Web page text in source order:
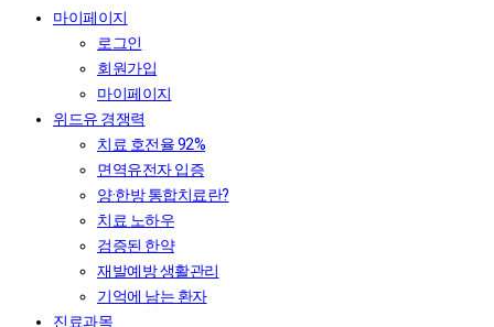
마이페이지
로그인
회원가입
마이페이지
위드유 경쟁력
치료 호전율 92%
면역유전자 입증
양·한방 통합치료란?
치료 노하우
검증된 한약
재발예방 생활관리
기억에 남는 환자
진료과목